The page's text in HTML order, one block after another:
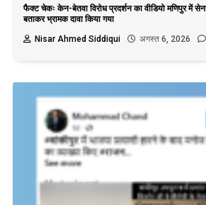
फैक्ट चेकः केन-बेतवा विरोध प्रदर्शन का वीडियो मणिपुर में सेना
बताकर भ्रामक दावा किया गया
Nisar Ahmed Siddiqui
अगस्त 6, 2026